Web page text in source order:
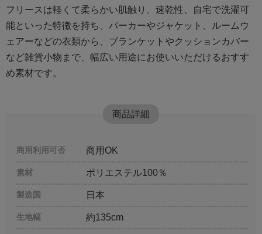
フリースは軽くて柔らかい肌触り、速乾性、自宅で洗濯可
能といった特徴を持ち、パーカーやジャケット、ルームウ
ェアーなどの衣類から、ブランケットやクッションカバー
など雑貨小物まで、幅広い用途にお使いいただけるおすす
め素材です。
商品詳細
商用利用可否 商用OK
素材 ポリエステル100％
製造国 日本
生地幅 約135cm